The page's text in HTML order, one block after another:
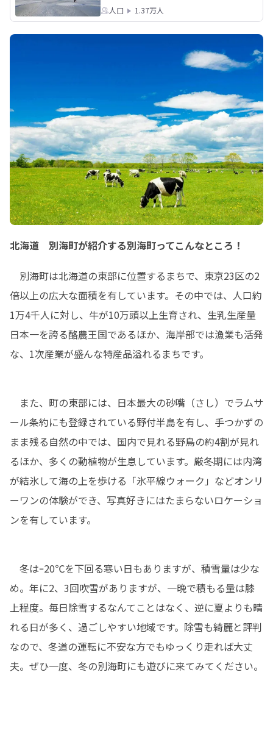
あなたのご応募をお待ちしています！
雄大な自然に囲まれ
分らしいライフス
ら、町の未来づくり
んか。
人口 1.37万人
北海道 別海町が紹介する別海町ってこんなところ！
別海町は北海道の東部に位置するまちで、東京23区の2
倍以上の広大な面積を有しています。その中では、人口約
1万4千人に対し、牛が10万頭以上生育され、生乳生産量
日本一を誇る酪農王国であるほか、海岸部では漁業も活発
な、1次産業が盛んな特産品溢れるまちです。
また、町の東部には、日本最大の砂嘴（さし）でラムサ
ール条約にも登録されている野付半島を有し、手つかずの
まま残る自然の中では、国内で見れる野鳥の約4割が見れ
るほか、多くの動植物が生息しています。厳冬期には内湾
が結氷して海の上を歩ける「氷平線ウォーク」などオンリ
ーワンの体験ができ、写真好きにはたまらないロケーショ
ンを有しています。
冬はｰ20℃を下回る寒い日もありますが、積雪量は少な
め。年に2、3回吹雪がありますが、一晩で積もる量は膝
上程度。毎日除雪するなんてことはなく、逆に夏よりも晴
れる日が多く、過ごしやすい地域です。除雪も綺麗と評判
なので、冬道の運転に不安な方でもゆっくり走れば大丈
夫。ぜひ一度、冬の別海町にも遊びに来てみてください。